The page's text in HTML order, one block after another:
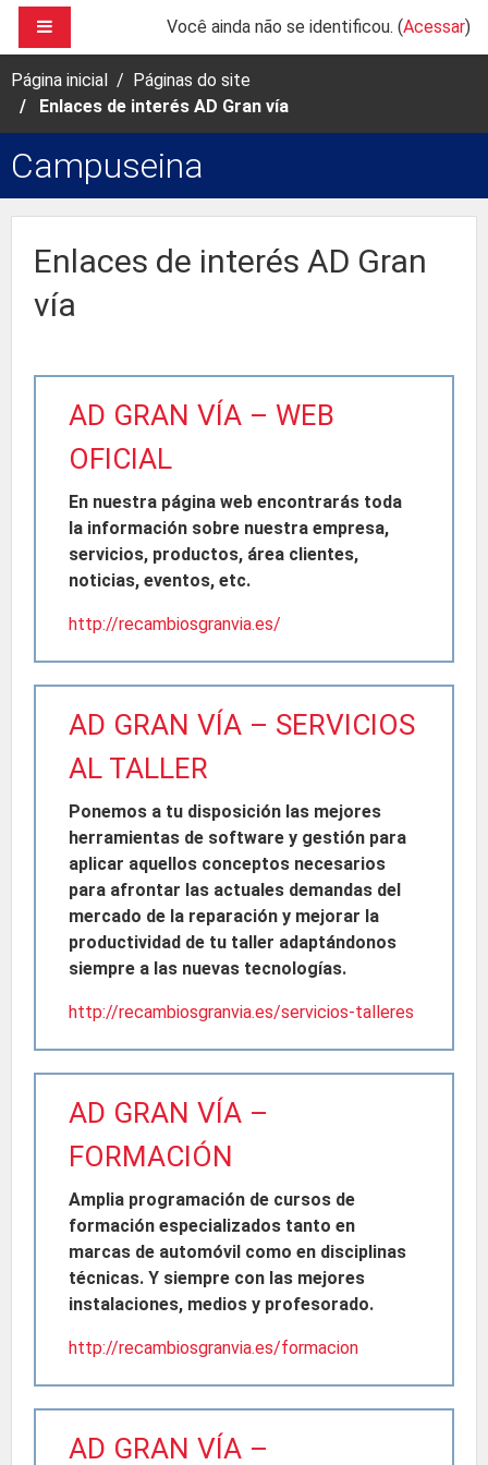
Ir para o conteúdo principal
PAINEL LATERALVocê ainda não se identificou. (Acessar)
Página inicial
Páginas do site
Enlaces de interés AD Gran vía
Campuseina
Enlaces de interés AD Gran
vía
AD GRAN VÍA – WEB
OFICIAL
En nuestra página web encontrarás toda
la información sobre nuestra empresa,
servicios, productos, área clientes,
noticias, eventos, etc.
http://recambiosgranvia.es/
AD GRAN VÍA – SERVICIOS
AL TALLER
Ponemos a tu disposición las mejores
herramientas de software y gestión para
aplicar aquellos conceptos necesarios
para afrontar las actuales demandas del
mercado de la reparación y mejorar la
productividad de tu taller adaptándonos
siempre a las nuevas tecnologías.
http://recambiosgranvia.es/servicios-talleres
AD GRAN VÍA –
FORMACIÓN
Amplia programación de cursos de
formación especializados tanto en
marcas de automóvil como en disciplinas
técnicas. Y siempre con las mejores
instalaciones, medios y profesorado.
http://recambiosgranvia.es/formacion
AD GRAN VÍA –